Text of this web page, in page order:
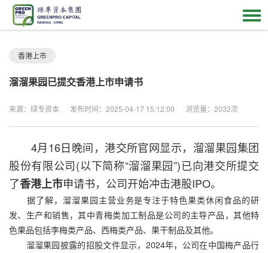
香港上市
溜溜果园已提交香港上市申请书
来源：绿专资本 发布时间：2025-04-17 15:12:00 浏览量：2032次
4月16日晚间，港交所官网显示，溜溜果园集团
股份有限公司(以下简称“溜溜果园”)已向港交所提交
了香港上市申请书，公司开始冲击港股IPO。
据了解，溜溜果园主营业务是专注于特色果类休闲食品的研
发、生产和销售，其中青梅类加工制品是公司的主导产品，其他特
色果品包括李梅类产品、西梅类产品、果干制品及其他。
溜溜果园披露的招股文件显示，2024年，公司在中国梅产品行